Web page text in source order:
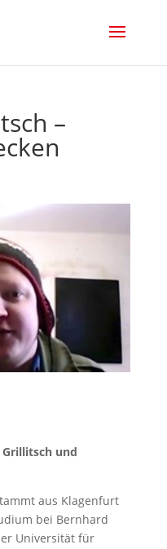
–
und
aus Klagenfurt
bei Bernhard
Universität für